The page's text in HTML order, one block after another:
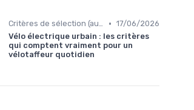
Critères de sélection (autonomie, puissance, poids) • 17/06/2026
Vélo électrique urbain : les critères
qui comptent vraiment pour un
vélotaffeur quotidien